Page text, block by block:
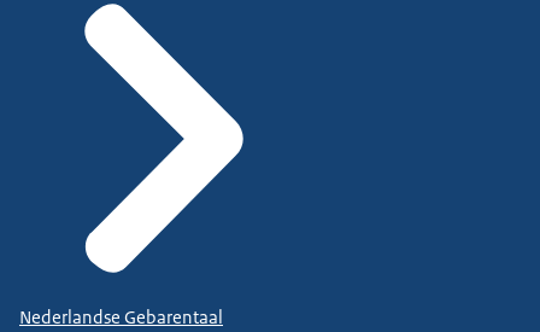
Nederlandse Gebarentaal